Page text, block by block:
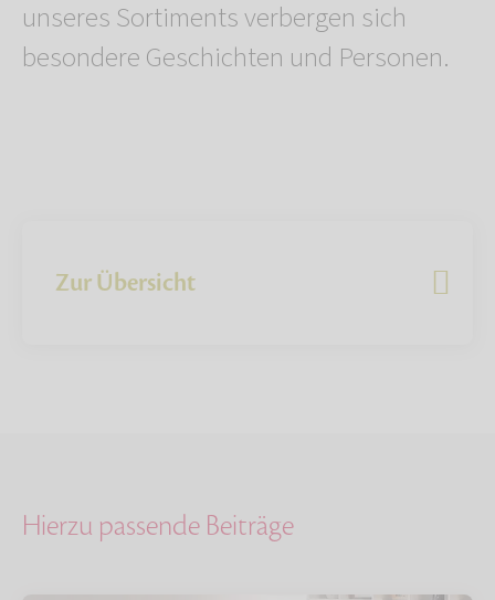
unseres Sortiments verbergen sich
besondere Geschichten und Personen.
Zur Übersicht
Hierzu passende Beiträge